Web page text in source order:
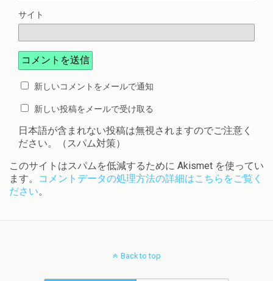
サイト
新しいコメントをメールで通知
新しい投稿をメールで受け取る
日本語が含まれない投稿は無視されますのでご注意く
ださい。（スパム対策）
このサイトはスパムを低減するために Akismet を使ってい
ます。
コメントデータの処理方法の詳細はこちらをご覧く
ださい。
Back to top